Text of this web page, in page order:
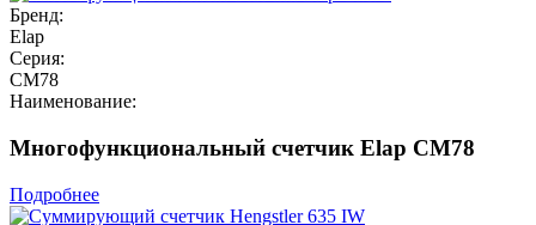
Бренд:
Elap
Серия:
CM78
Наименование:
Многофункциональный счетчик Elap CM78
Подробнее